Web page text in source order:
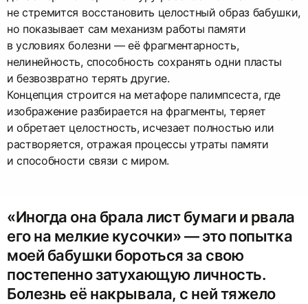
не стремится восстановить целостный образ бабушки,
но показывает сам механизм работы памяти
в условиях болезни — её фрагментарность,
нелинейность, способность сохранять одни пласты
и безвозвратно терять другие.
Концепция строится на метафоре палимпсеста, где
изображение разбирается на фрагменты, теряет
и обретает целостность, исчезает полностью или
растворяется, отражая процессы утраты памяти
и способности связи с миром.
«Иногда она брала лист бумаги и рвала
его на мелкие кусочки» — это попытка
моей бабушки бороться за свою
постепенно затухающую личность.
Болезнь её накрывала, с ней тяжело